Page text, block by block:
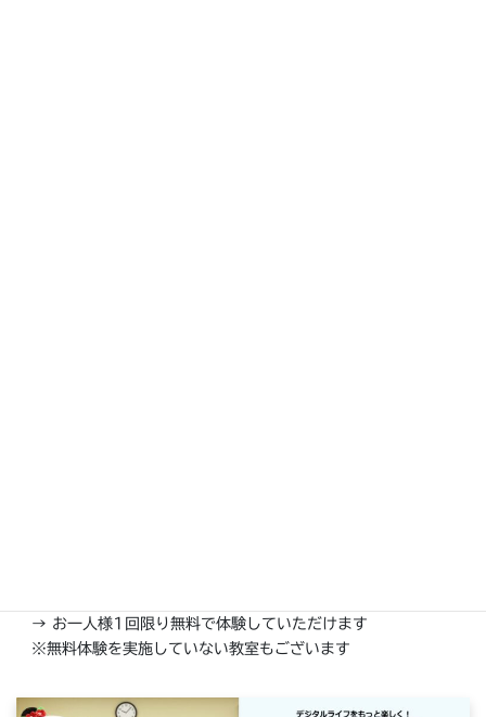
→ お一人様1回限り無料で体験していただけます
※無料体験を実施していない教室もございます